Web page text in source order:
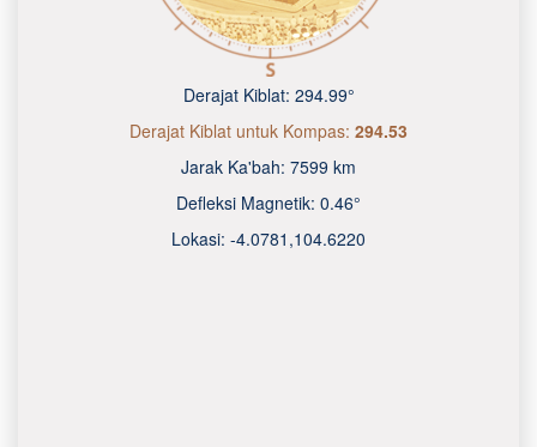
Derajat Kiblat: 294.99°
Derajat Kiblat untuk Kompas: 294.53
Jarak Ka'bah: 7599 km
Defleksi Magnetik: 0.46°
Lokasi: -4.0781 ,104.6220